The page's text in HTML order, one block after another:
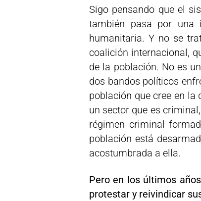
Sigo pensando que el
también pasa por una
humanitaria. Y no se
coalición internacional,
de la población. No es
dos bandos políticos
población que cree en la
un sector que es
régimen criminal
población está
acostumbrada a ella.
Pero en los últimos
protestar y reivindicar